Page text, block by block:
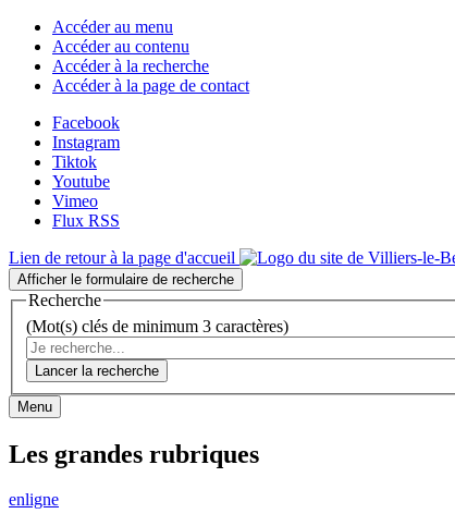
Accéder au menu
Accéder au contenu
Accéder à la recherche
Accéder à la page de contact
Facebook
Instagram
Tiktok
Youtube
Vimeo
Flux RSS
Lien de retour à la page d'accueil
Afficher le formulaire de recherche
Recherche
(Mot(s) clés de minimum 3 caractères)
Lancer la recherche
Menu
Les grandes rubriques
enligne